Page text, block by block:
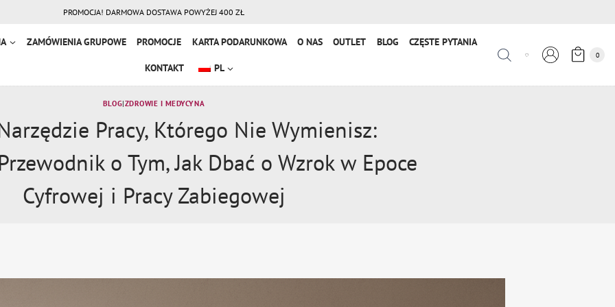
PROMOCJA! DARMOWA DOSTAWA POWYŻEJ 400 ZŁ
ZAMÓWIENIA GRUPOWE PROMOCJE KARTA PODARUNKOWA O NAS OUTLET BLOG CZĘSTE PYTANIA
KONTAKT PL
0
BLOG|ZDROWIE I MEDYCYNA
Pracy, Którego Nie Wymienisz:
o Tym, Jak Dbać o Wzrok w Epoce
Cyfrowej i Pracy Zabiegowej